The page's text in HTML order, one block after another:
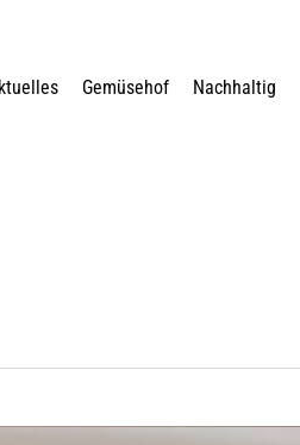
Gemüsehof Nachhaltig